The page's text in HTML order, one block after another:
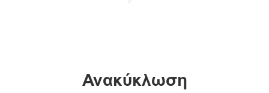
Ανακύκλωση